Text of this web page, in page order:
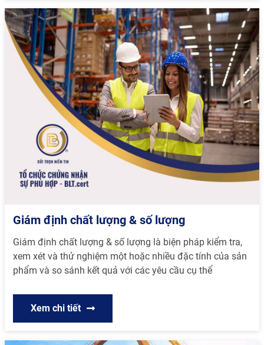
Giám định chất lượng & số lượng
Giám định chất lượng & số lượng là biện pháp kiểm tra,
xem xét và thử nghiệm một hoặc nhiều đặc tính của sản
phẩm và so sánh kết quả với các yêu cầu cụ thể
Xem chi tiết